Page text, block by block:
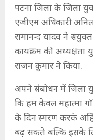
पटना जिला के जिला
एजीएम अधिकारी
रामानन्द यादव ने
कायक्रम की अध्यक्षता
राजन कुमार ने किया.
अपने संबोधन में जिला
कि हम केवल महात्मा
के दिन स्मरण करके
बढ़ सकते बल्कि इसके